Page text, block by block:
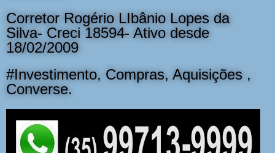
Corretor Rogério LIbânio Lopes da
Silva- Creci 18594- Ativo desde
18/02/2009
#Investimento, Compras, Aquisições ,
Converse.